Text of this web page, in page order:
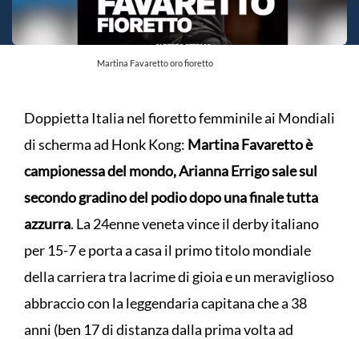
Martina Favaretto oro fioretto
Doppietta Italia nel fioretto femminile ai Mondiali
di scherma ad Honk Kong: Martina Favaretto è
campionessa del mondo, Arianna Errigo sale sul
secondo gradino del podio dopo una finale tutta
azzurra. La 24enne veneta vince il derby italiano
per 15-7 e porta a casa il primo titolo mondiale
della carriera tra lacrime di gioia e un meraviglioso
abbraccio con la leggendaria capitana che a 38
anni (ben 17 di distanza dalla prima volta ad